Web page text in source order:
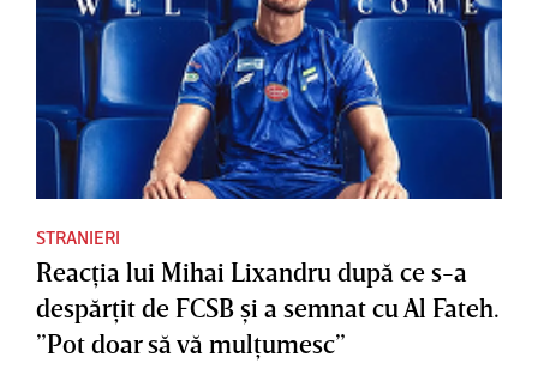
STRANIERI
Reacţia lui Mihai Lixandru după ce s-a
despărţit de FCSB şi a semnat cu Al Fateh.
”Pot doar să vă mulţumesc”